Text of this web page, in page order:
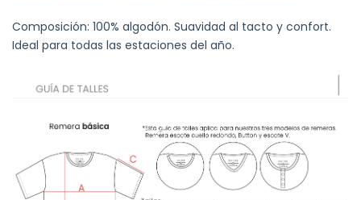
Composición: 100% algodón. Suavidad al tacto y confort.
Ideal para todas las estaciones del año.